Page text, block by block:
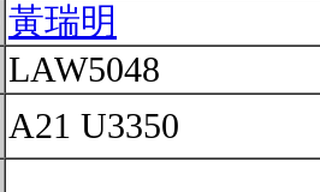
黃瑞明
LAW5048
A21 U3350